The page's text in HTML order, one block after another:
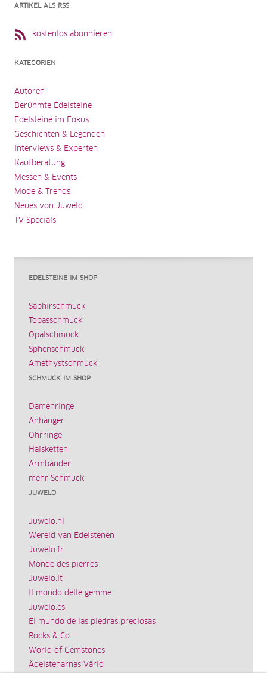
ARTIKEL ALS RSS
kostenlos abonnieren
KATEGORIEN
Autoren
Berühmte Edelsteine
Edelsteine im Fokus
Geschichten & Legenden
Interviews & Experten
Kaufberatung
Messen & Events
Mode & Trends
Neues von Juwelo
TV-Specials
EDELSTEINE IM SHOP
Saphirschmuck
Topasschmuck
Opalschmuck
Sphenschmuck
Amethystschmuck
SCHMUCK IM SHOP
Damenringe
Anhänger
Ohrringe
Halsketten
Armbänder
mehr Schmuck
JUWELO
Juwelo.nl
Wereld van Edelstenen
Juwelo.fr
Monde des pierres
Juwelo.it
Il mondo delle gemme
Juwelo.es
El mundo de las piedras preciosas
Rocks & Co.
World of Gemstones
Ädelstenarnas Värld